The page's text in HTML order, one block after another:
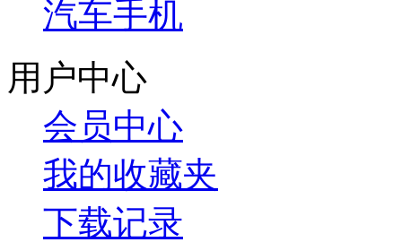
汽车手机
用户中心
会员中心
我的收藏夹
下载记录